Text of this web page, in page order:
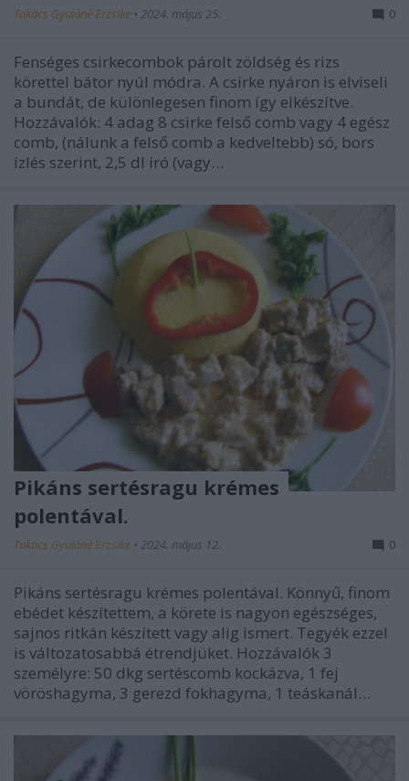
Takács Gyuláné Erzsike • 2024. május 25. 0
Fenséges csirkecombok párolt zöldség és rizs
körettel bátor nyúl módra. A csirke nyáron is elviseli
a bundát, de különlegesen finom így elkészítve.
Hozzávalók: 4 adag 8 csirke felső comb vagy 4 egész
comb, (nálunk a felső comb a kedveltebb) só, bors
ízlés szerint, 2,5 dl író (vagy…
Pikáns sertésragu krémes
polentával.
Takács Gyuláné Erzsike • 2024. május 12. 0
Pikáns sertésragu krémes polentával. Könnyű, finom
ebédet készítettem, a körete is nagyon egészséges,
sajnos ritkán készített vagy alig ismert. Tegyék ezzel
is változatosabbá étrendjüket. Hozzávalók 3
személyre: 50 dkg sertéscomb kockázva, 1 fej
vöröshagyma, 3 gerezd fokhagyma, 1 teáskanál…